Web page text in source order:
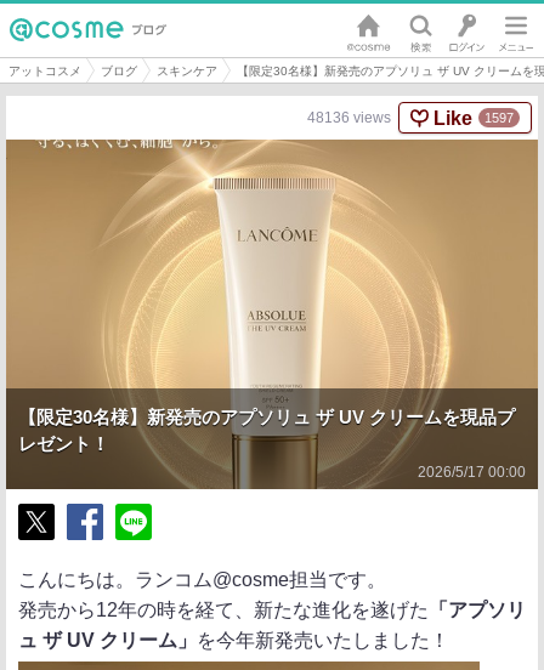
アットコスメ ブログ スキンケア 【限定30名様】新発売のアプソリュ ザ UV クリームを
48136 views Like 1597
【限定30名様】新発売のアプソリュ ザ UV クリームを現品プ
レゼント！
2026/5/17 00:00
ス
ト
ェ
ア
る
こんにちは。ランコム@cosme担当です。
発売から12年の時を経て、新たな進化を遂げた
「アプソリ
ュ ザ UV クリーム」
を今年新発売いたしました！